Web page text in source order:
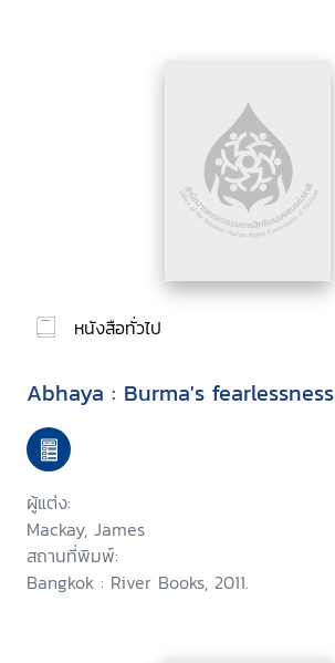
หนังสือทั่วไป
Abhaya : Burma's fearlessness
ผู้แต่ง:
Mackay, James
สถานที่พิมพ์:
Bangkok : River Books, 2011.